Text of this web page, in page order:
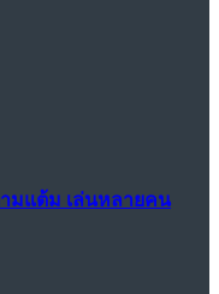
ามแต้ม เล่นหลายคน